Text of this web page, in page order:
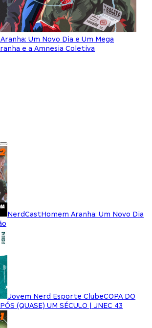
Um Novo Dia e Um Mega
e a Amnesia Coletiva
NerdCastHomem Aranha: Um Novo Dia
Jovem Nerd Esporte ClubeCOPA DO
(QUASE) UM SÉCULO | JNEC 43